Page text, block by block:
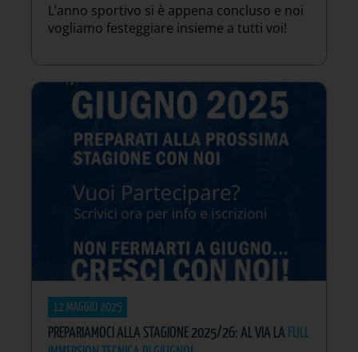
L’anno sportivo si è appena concluso e noi
vogliamo festeggiare insieme a tutti voi!
12 MAGGIO 2025
PREPARIAMOCI ALLA STAGIONE 2025/26: AL VIA LA FULL